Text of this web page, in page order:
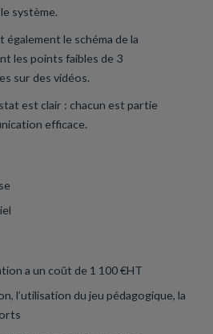
système.
le schéma de la
les points faibles de 3
sur des vidéos.
est clair : chacun est partie
efficace.
a un coût de 1 100 €HT
l’utilisation du jeu pédagogique, la